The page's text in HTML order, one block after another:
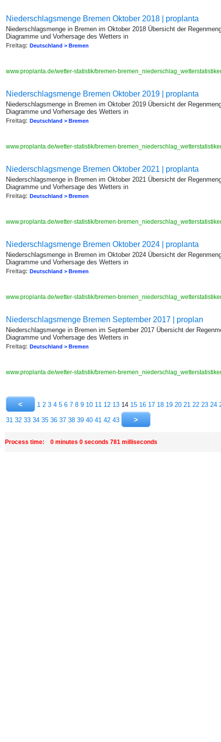
Niederschlagsmenge Bremen Oktober 2018 | proplanta
Niederschlagsmenge in Bremen im Oktober 2018 Übersicht der
Diagramme und Vorhersage des Wetters in
Freitag: Deutschland > Bremen
www.proplanta.de/wetter-statistik/bremen-
Niederschlagsmenge Bremen Oktober 2019 | proplanta
Niederschlagsmenge in Bremen im Oktober 2019 Übersicht der
Diagramme und Vorhersage des Wetters in
Freitag: Deutschland > Bremen
www.proplanta.de/wetter-statistik/bremen-
Niederschlagsmenge Bremen Oktober 2021 | proplanta
Niederschlagsmenge in Bremen im Oktober 2021 Übersicht der
Diagramme und Vorhersage des Wetters in
Freitag: Deutschland > Bremen
www.proplanta.de/wetter-statistik/bremen-
Niederschlagsmenge Bremen Oktober 2024 | proplanta
Niederschlagsmenge in Bremen im Oktober 2024 Übersicht der
Diagramme und Vorhersage des Wetters in
Freitag: Deutschland > Bremen
www.proplanta.de/wetter-statistik/bremen-
Niederschlagsmenge Bremen September 2017 | proplan
Niederschlagsmenge in Bremen im September 2017 Übersicht der
Diagramme und Vorhersage des Wetters in
Freitag: Deutschland > Bremen
www.proplanta.de/wetter-statistik/bremen-
1 2 3 4 5 6 7 8 9 10 11 12 13 14 15 16 17 18 19 20 21 22 23 24
31 32 33 34 35 36 37 38 39 40 41 42 43
Process time: 0 minutes 0 seconds 781 milliseconds